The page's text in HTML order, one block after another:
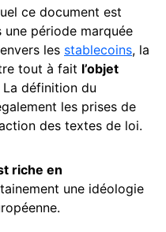
ce document est
une période marquée
les stablecoins, la
tout à fait l’objet
La définition du
les prises de
des textes de loi.
riche en
une idéologie